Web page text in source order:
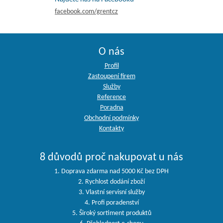
facebook.com/grentcz
O nás
Profil
Zastoupení firem
Služby
Reference
Poradna
Obchodní podmínky
Kontakty
8 důvodů proč nakupovat u nás
1. Doprava zdarma nad 5000 Kč bez DPH
2. Rychlost dodání zboží
3. Vlastní servisní služby
4. Profi poradenství
5. Široký sortiment produktů